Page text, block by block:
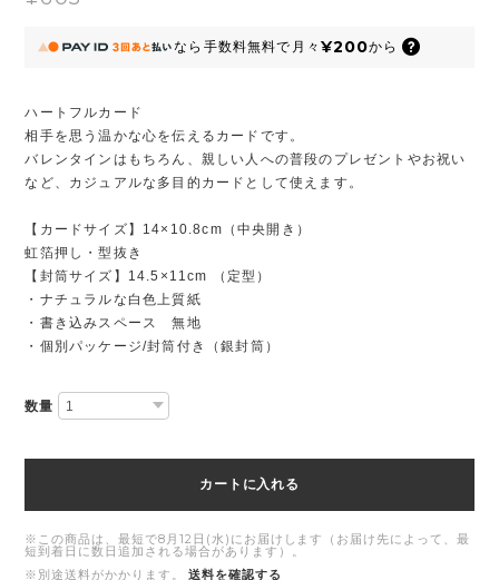
なら 手数料無料で 月々 ¥200から
ハートフルカード
相手を思う温かな心を伝えるカードです。
バレンタインはもちろん、親しい人への普段のプレゼントやお祝い
など、カジュアルな多目的カードとして使えます。
【カードサイズ】14×10.8cm（中央開き）
虹箔押し・型抜き
【封筒サイズ】14.5×11cm （定型）
・ナチュラルな白色上質紙
・書き込みスペース 無地
・個別パッケージ/封筒付き（銀封筒）
数量
カートに入れる
※この商品は、最短で8月12日(水)にお届けします（お届け先によって、最
短到着日に数日追加される場合があります）。
※別途送料がかかります。
送料を確認する